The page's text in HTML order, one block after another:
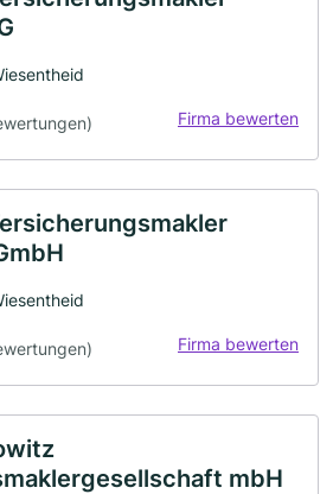
Firma bewerten
Firma bewerten
mbH